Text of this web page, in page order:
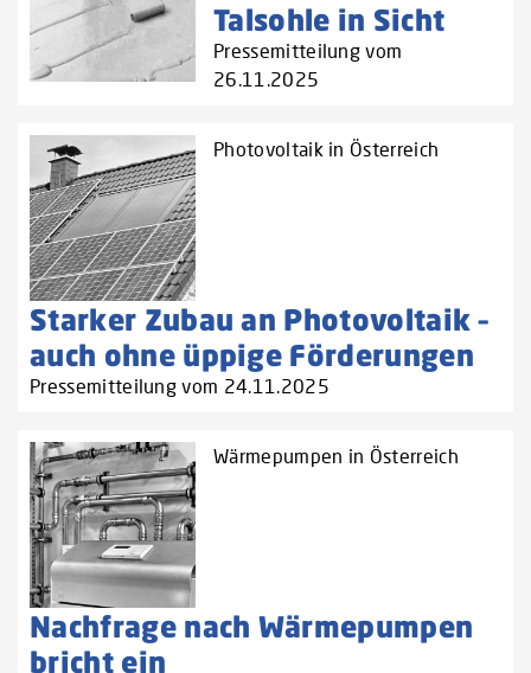
Talsohle in Sicht
Pressemitteilung vom
26.11.2025
Photovoltaik in Österreich
Starker Zubau an Photovoltaik –
auch ohne üppige Förderungen
Pressemitteilung vom 24.11.2025
Wärmepumpen in Österreich
Nachfrage nach Wärmepumpen
bricht ein